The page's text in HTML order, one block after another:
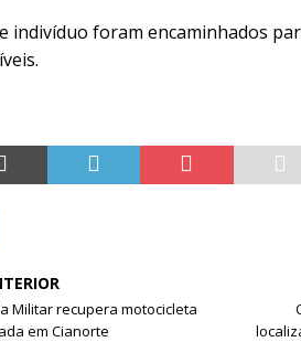
indivíduo foram encaminhados
Militar recupera motocicleta
em Cianorte